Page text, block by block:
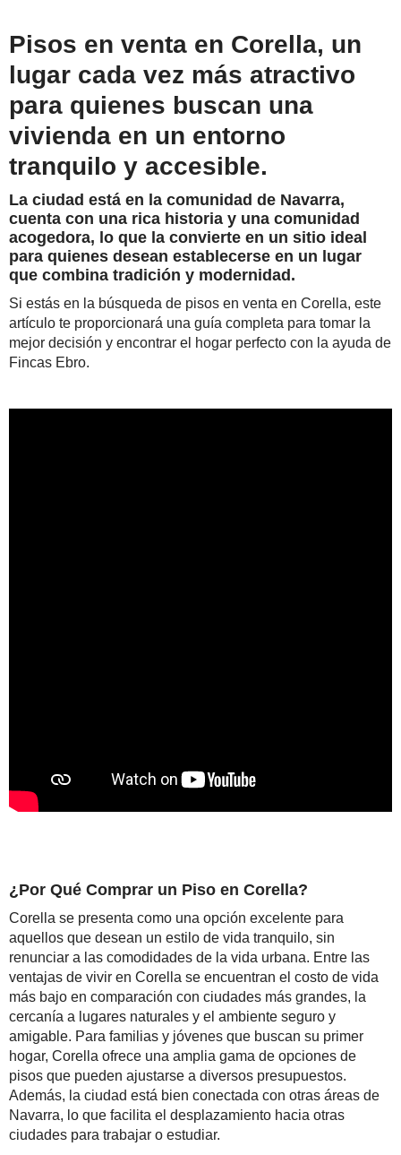
Pisos en venta en Corella, un
lugar cada vez más atractivo
para quienes buscan una
vivienda en un entorno
tranquilo y accesible.
La ciudad está en la comunidad de Navarra,
cuenta con una rica historia y una comunidad
acogedora, lo que la convierte en un sitio ideal
para quienes desean establecerse en un lugar
que combina tradición y modernidad.
Si estás en la búsqueda de pisos en venta en Corella, este
artículo te proporcionará una guía completa para tomar la
mejor decisión y encontrar el hogar perfecto con la ayuda de
Fincas Ebro.
¿Por Qué Comprar un Piso en Corella?
Corella se presenta como una opción excelente para
aquellos que desean un estilo de vida tranquilo, sin
renunciar a las comodidades de la vida urbana. Entre las
ventajas de vivir en Corella se encuentran el costo de vida
más bajo en comparación con ciudades más grandes, la
cercanía a lugares naturales y el ambiente seguro y
amigable. Para familias y jóvenes que buscan su primer
hogar, Corella ofrece una amplia gama de opciones de
pisos que pueden ajustarse a diversos presupuestos.
Además, la ciudad está bien conectada con otras áreas de
Navarra, lo que facilita el desplazamiento hacia otras
ciudades para trabajar o estudiar.